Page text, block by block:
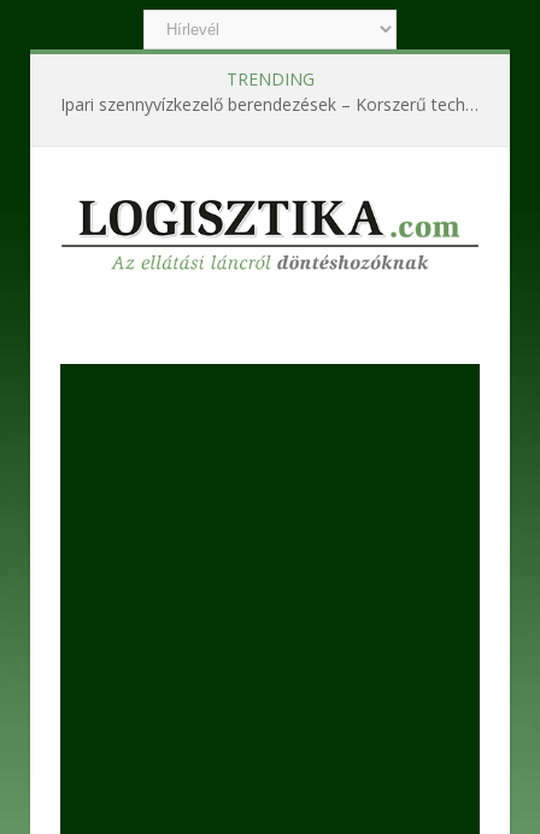
TRENDING
Ipari szennyvízkezelő berendezések – Korszerű technológiák a hatékony és fenntartható működésért